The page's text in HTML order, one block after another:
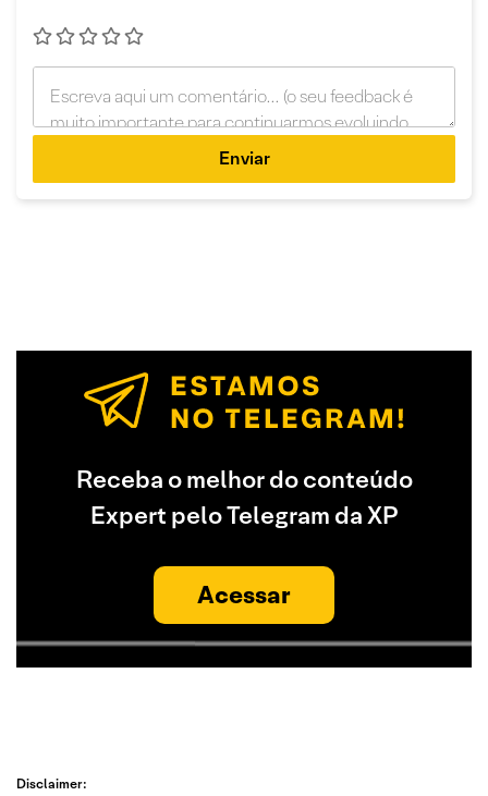
Enviar
Receba o melhor do conteúdo
Expert pelo Telegram da XP
Acessar
Disclaimer: